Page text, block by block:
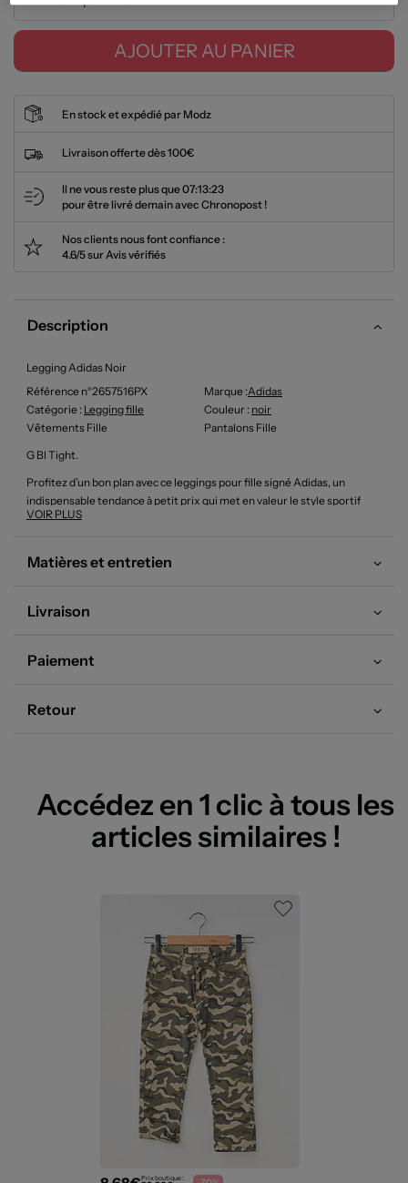
AJOUTER AU PANIER
En stock et expédié par Modz
Livraison offerte dès 100€
Il ne vous reste plus que07:13:22
pour être livré demain avec Chronopost !
Nos clients nous font confiance :
4.6/5 sur Avis vérifiés
Description
Legging Adidas Noir
Référence n°2657516PX
Marque :Adidas
Catégorie : Legging fille Couleur : noir
Vêtements Fille
Pantalons Fille
G Bl Tight.
Profitez d’un bon plan avec ce leggings pour fille signé Adidas, un
indispensable tendance à petit prix qui met en valeur le style sportif
avec son imprimé graphique noir et blanc orné du célèbre logo sur toute
quotidien tout en faisant faire des économies sur une pièce de marque.
VOIR PLUS
Matières et entretien
Livraison
Paiement
Retour
Accédez en 1 clic à tous les
articles similaires !
Prix boutique :